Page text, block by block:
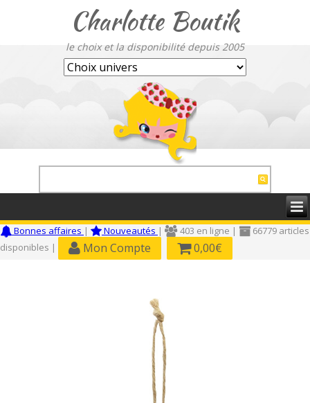
Charlotte Boutik
le choix et la disponibilité depuis 2005
Bonnes affaires | Nouveautés | 403 en ligne |
66779 articles
disponibles |
Mon Compte 0,00€